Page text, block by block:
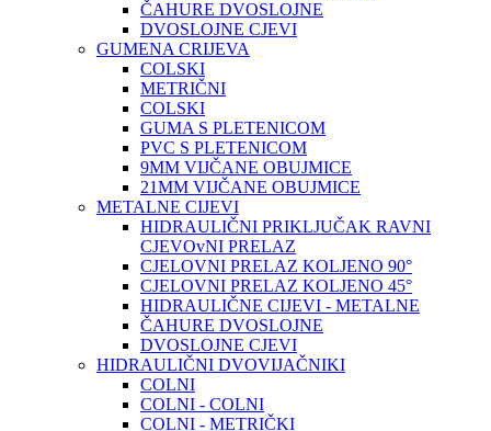
ČAHURE DVOSLOJNE
DVOSLOJNE CJEVI
GUMENA CRIJEVA
COLSKI
METRIČNI
COLSKI
GUMA S PLETENICOM
PVC S PLETENICOM
9MM VIJČANE OBUJMICE
21MM VIJČANE OBUJMICE
METALNE CIJEVI
HIDRAULIČNI PRIKLJUČAK RAVNI
CJEVOvNI PRELAZ
CJELOVNI PRELAZ KOLJENO 90°
CJELOVNI PRELAZ KOLJENO 45°
HIDRAULIČNE CIJEVI - METALNE
ČAHURE DVOSLOJNE
DVOSLOJNE CJEVI
HIDRAULIČNI DVOVIJAČNIKI
COLNI
COLNI - COLNI
COLNI - METRIČKI